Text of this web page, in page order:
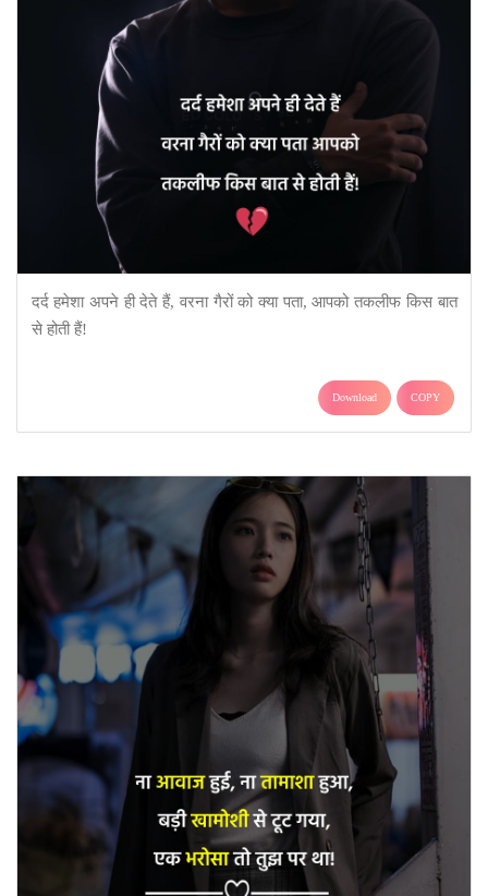
दर्द हमेशा अपने ही देते हैं, वरना गैरों को क्या पता, आपको तकलीफ किस बात
से होती हैं!
Download COPY